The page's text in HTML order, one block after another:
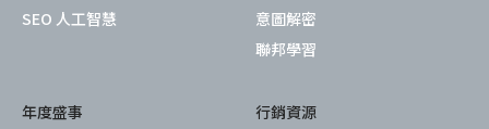
SEO 人工智慧
意圖解密
聯邦學習
年度盛事
行銷資源